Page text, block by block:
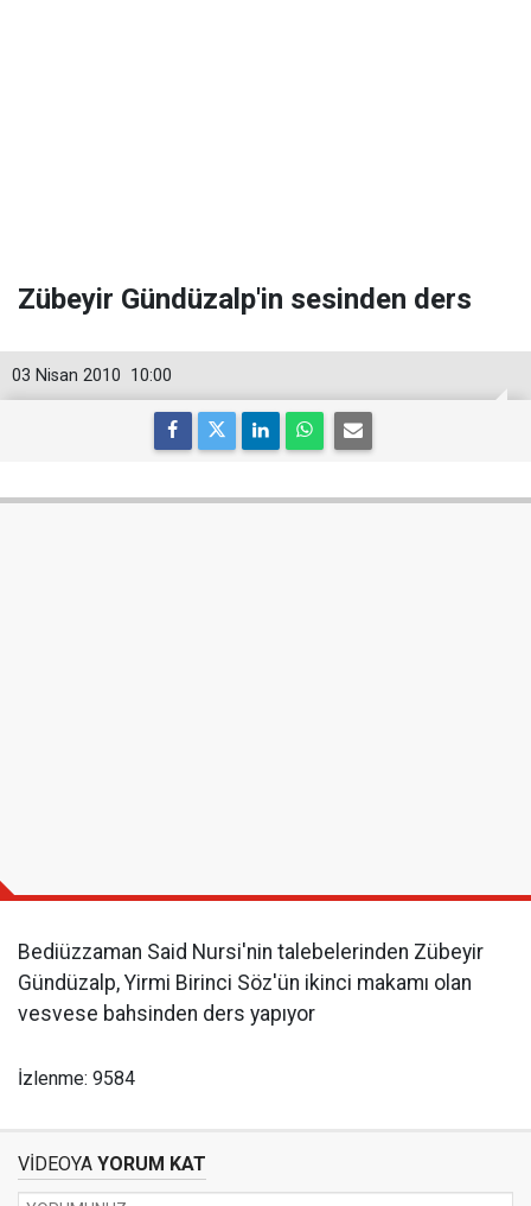
Zübeyir Gündüzalp'in sesinden ders
10:00
03 Nisan 2010
Bediüzzaman Said Nursi'nin talebelerinden Zübeyir
Gündüzalp, Yirmi Birinci Söz'ün ikinci makamı olan
vesvese bahsinden ders yapıyor
İzlenme: 9584
VİDEOYA YORUM KAT